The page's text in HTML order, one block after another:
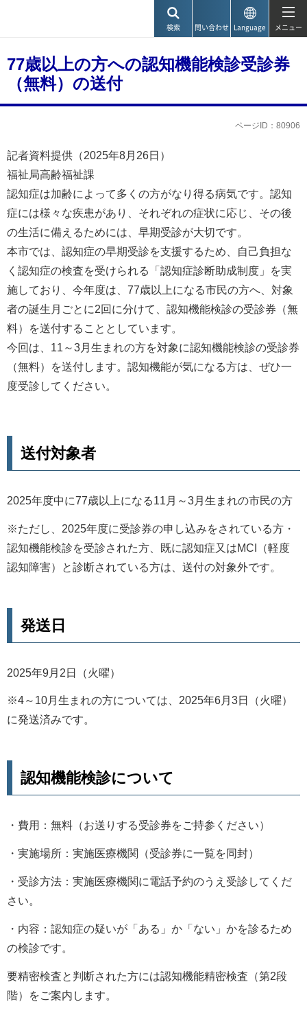
検索 問い合わせ Language メニュー
77歳以上の方への認知機能検診受診券
（無料）の送付
ページID：80906
記者資料提供（2025年8月26日）
福祉局高齢福祉課
認知症は加齢によって多くの方がなり得る病気です。認知
症には様々な疾患があり、それぞれの症状に応じ、その後
の生活に備えるためには、早期受診が大切です。
本市では、認知症の早期受診を支援するため、自己負担な
く認知症の検査を受けられる「認知症診断助成制度」を実
施しており、今年度は、77歳以上になる市民の方へ、対象
者の誕生月ごとに2回に分けて、認知機能検診の受診券（無
料）を送付することとしています。
今回は、11～3月生まれの方を対象に認知機能検診の受診券
（無料）を送付します。認知機能が気になる方は、ぜひ一
度受診してください。
送付対象者
2025年度中に77歳以上になる11月～3月生まれの市民の方
※ただし、2025年度に受診券の申し込みをされている方・
認知機能検診を受診された方、既に認知症又はMCI（軽度
認知障害）と診断されている方は、送付の対象外です。
発送日
2025年9月2日（火曜）
※4～10月生まれの方については、2025年6月3日（火曜）
に発送済みです。
認知機能検診について
・費用：無料（お送りする受診券をご持参ください）
・実施場所：実施医療機関（受診券に一覧を同封）
・受診方法：実施医療機関に電話予約のうえ受診してくだ
さい。
・内容：認知症の疑いが「ある」か「ない」かを診るため
の検診です。
要精密検査と判断された方には認知機能精密検査（第2段
階）をご案内します。